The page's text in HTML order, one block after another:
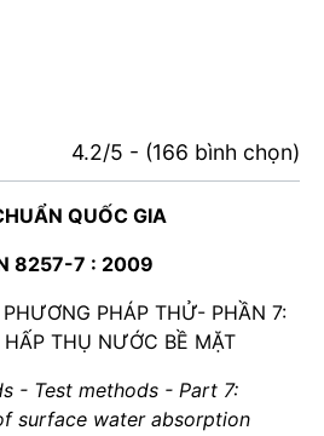
4.2/5 - (166 bình chọn)
QUỐC GIA
8257-7 : 2009
PHÁP THỬ- PHẦN 7:
THỤ NƯỚC BỀ MẶT
- Test methods - Part 7:
surface water absorption